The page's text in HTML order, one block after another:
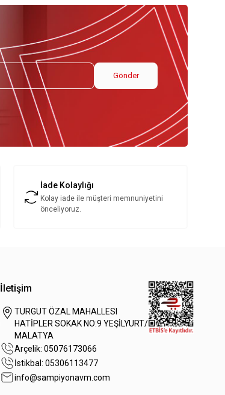
Gönder
İade Kolaylığı
Kolay iade ile müşteri memnuniyetini
önceliyoruz.
İletişim
TURGUT ÖZAL MAHALLESI
HATİPLER SOKAK NO:9 YEŞİLYURT/
MALATYA
Arçelik: 05076173066
İstikbal: 05306113477
info@sampiyonavm.com